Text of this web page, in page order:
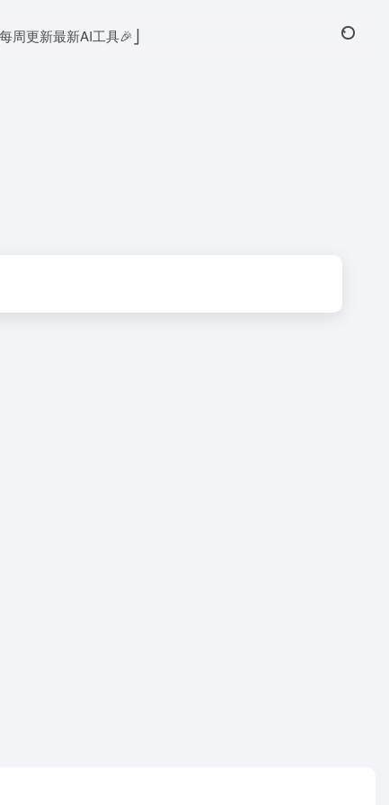
更新最新AI工具🎉⎦